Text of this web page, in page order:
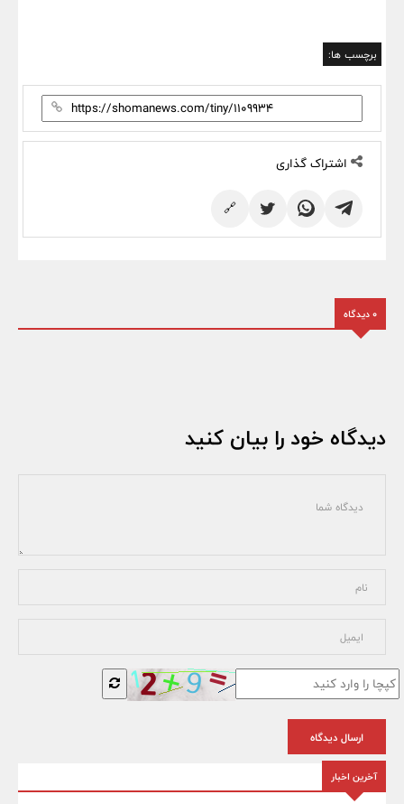
برچسب ها:
اشتراک گذاری
🔗
0 دیدگاه
دیدگاه خود را بیان کنید
ارسال دیدگاه
آخرین اخبار